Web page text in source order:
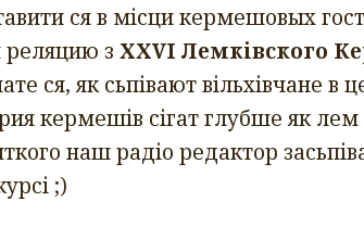
ся в місци кермешовых
зXXVI Лемківского
ся, як сьпівают вільхівчане в
кермешів сігат глубше як
наш радіо редактор
;)